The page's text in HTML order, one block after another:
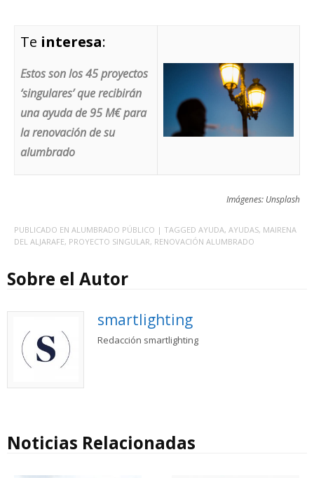
Te interesa:
Estos son los 45 proyectos
‘singulares’ que recibirán
una ayuda de 95 M€ para
la renovación de su
alumbrado
Imágenes: Unsplash
PUBLICADO EN ALUMBRADO PÚBLICO | TAGGED AYUDA, AYUDAS, MAIRENA
DEL ALJARAFE, PROYECTO SINGULAR, RENOVACIÓN ALUMBRADO
Sobre el Autor
smartlighting
Redacción smartlighting
Noticias Relacionadas